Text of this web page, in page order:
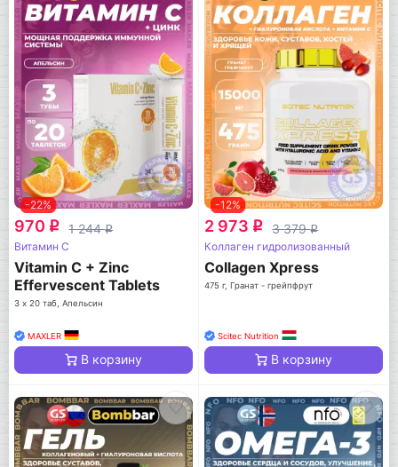
-22%
970 q 1 244q
Витамин C
Vitamin C + Zinc
Effervescent Tablets
3 х 20 таб, Апельсин
MAXLER
В корзину
-12%
2 973 q 3 379q
Коллаген гидролизованный
Collagen Xpress
475 г, Гранат - грейпфрут
Scitec Nutrition
В корзину